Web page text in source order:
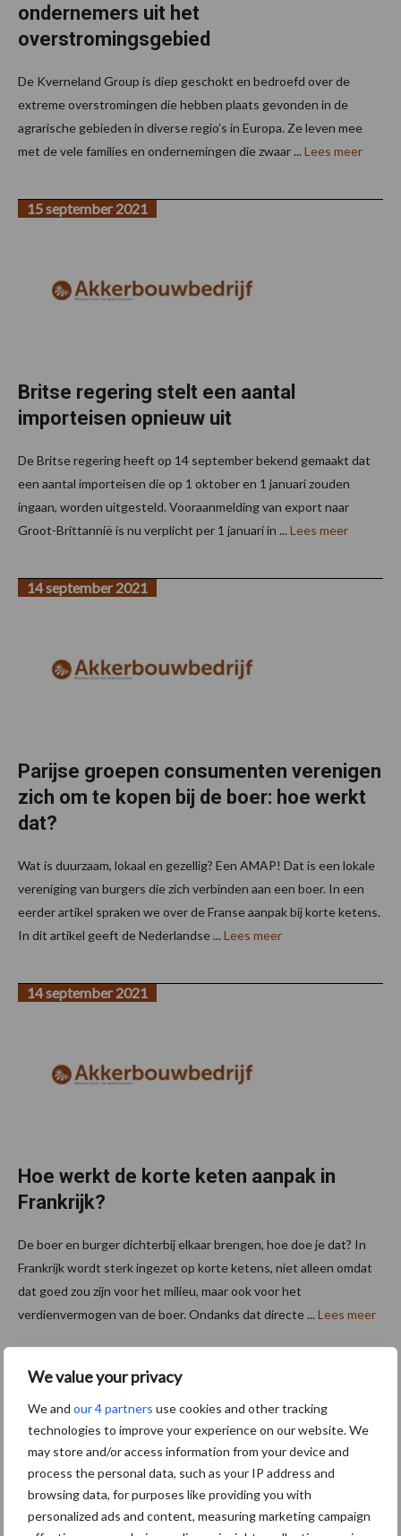
We value your privacy
We and our 4 partners use cookies and other tracking
technologies to improve your experience on our website. We
may store and/or access information from your device and
process the personal data, such as your IP address and
browsing data, for purposes like providing you with
personalized ads and content, measuring marketing campaign
ondernemers uit het
overstromingsgebied
De Kverneland Group is diep geschokt en bedroefd over de
extreme overstromingen die hebben plaats gevonden in de
agrarische gebieden in diverse regio’s in Europa. Ze leven mee
met de vele families en ondernemingen die zwaar ... Lees meer
Britse regering stelt een aantal
importeisen opnieuw uit
15 september 2021
De Britse regering heeft op 14 september bekend gemaakt dat
een aantal importeisen die op 1 oktober en 1 januari zouden
ingaan, worden uitgesteld. Vooraanmelding van export naar
Groot-Brittannië is nu verplicht per 1 januari in ... Lees meer
Parijse groepen consumenten verenigen
zich om te kopen bij de boer: hoe werkt
dat?
14 september 2021
Wat is duurzaam, lokaal en gezellig? Een AMAP! Dat is een lokale
vereniging van burgers die zich verbinden aan een boer. In een
eerder artikel spraken we over de Franse aanpak bij korte ketens.
In dit artikel geeft de Nederlandse ... Lees meer
Hoe werkt de korte keten aanpak in
Frankrijk?
14 september 2021
De boer en burger dichterbij elkaar brengen, hoe doe je dat? In
Frankrijk wordt sterk ingezet op korte ketens, niet alleen omdat
dat goed zou zijn voor het milieu, maar ook voor het
verdienvermogen van de boer. Ondanks dat directe ... Lees meer
12 augustus 2021